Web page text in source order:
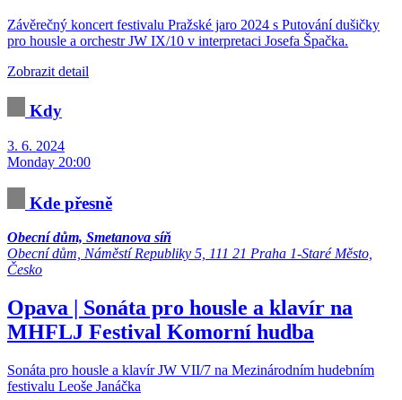
Závěrečný koncert festivalu Pražské jaro 2024 s Putování dušičky
pro housle a orchestr JW IX/10 v interpretaci Josefa Špačka.
Zobrazit detail
Kdy
3. 6. 2024
Monday 20:00
Kde přesně
Obecní dům, Smetanova síň
Obecní dům, Náměstí Republiky 5, 111 21 Praha 1-Staré Město,
Česko
Opava | Sonáta pro housle a klavír na
MHFLJ Festival Komorní hudba
Sonáta pro housle a klavír JW VII/7 na Mezinárodním hudebním
festivalu Leoše Janáčka